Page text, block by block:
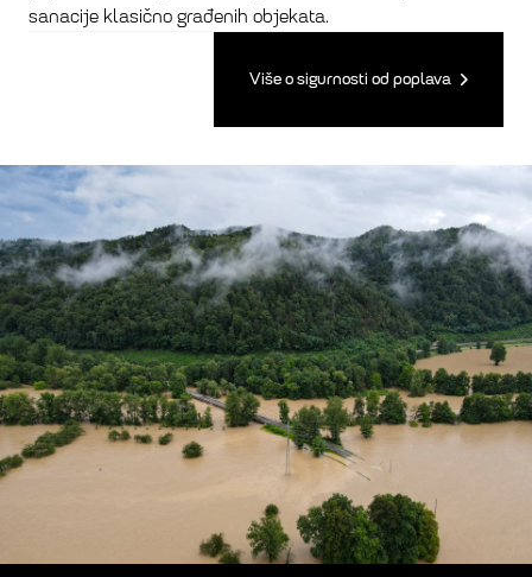
sanacije klasično građenih objekata.
Više o sigurnosti od poplava